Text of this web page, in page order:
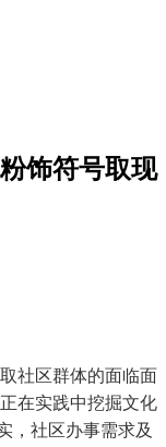
饰符号取现
社区群体的面临面
在实践中挖掘文化
，社区办事需求及